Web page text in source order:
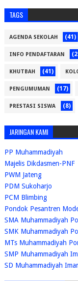
TAGS
AGENDA SEKOLAH (41)
INFO PENDAFTARAN
KHUTBAH (41)
PENGUMUMAN (17)
PRESTASI SISWA (8)
JARINGAN KAMI
PP Muhammadiyah
Majelis Dikdasmen-PNF
PWM Jateng
PDM Sukoharjo
PCM Blimbing
Pondok Pesantren
SMA Muhammadiyah
SMK Muhammadiyah
MTs Muhammadiyah
SMP Muhammadiyah
SD Muhammadiyah